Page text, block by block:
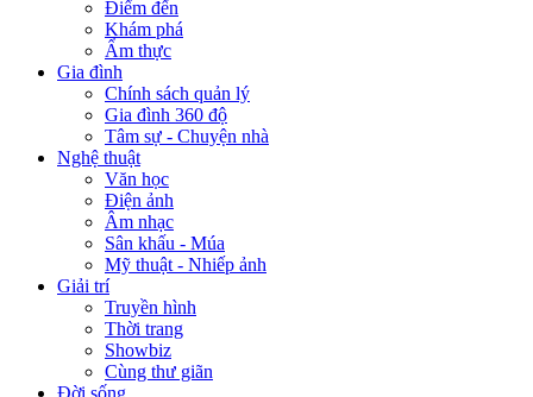
Điểm đến
Khám phá
Ẩm thực
Gia đình
Chính sách quản lý
Gia đình 360 độ
Tâm sự - Chuyện nhà
Nghệ thuật
Văn học
Điện ảnh
Âm nhạc
Sân khấu - Múa
Mỹ thuật - Nhiếp ảnh
Giải trí
Truyền hình
Thời trang
Showbiz
Cùng thư giãn
Đời sống